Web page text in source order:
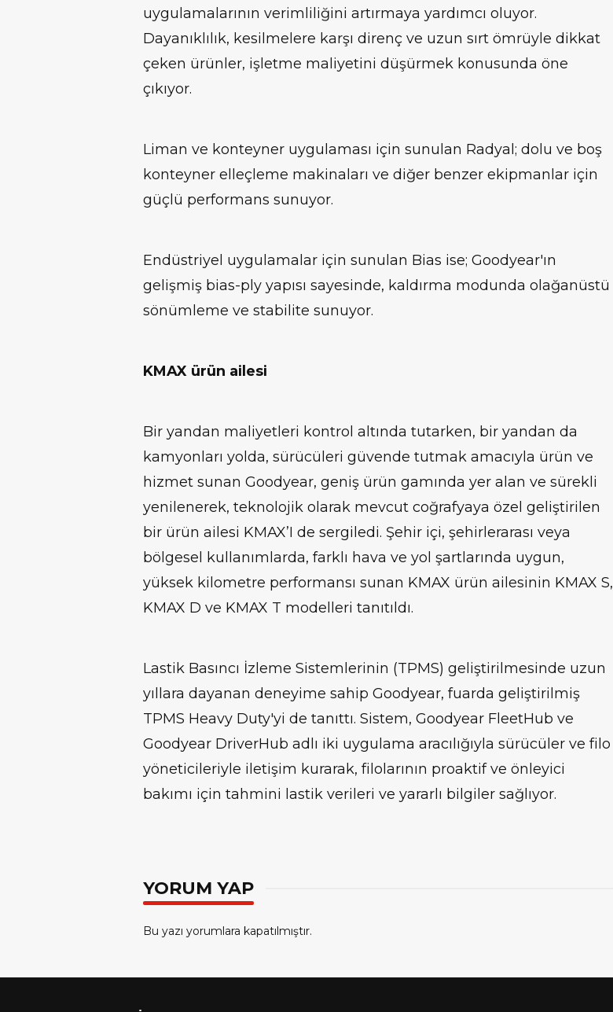
uygulamalarının verimliliğini artırmaya yardımcı oluyor.
Dayanıklılık, kesilmelere karşı direnç ve uzun sırt ömrüyle dikkat
çeken ürünler, işletme maliyetini düşürmek konusunda öne
çıkıyor.
Liman ve konteyner uygulaması için sunulan Radyal; dolu ve boş
konteyner elleçleme makinaları ve diğer benzer ekipmanlar için
güçlü performans sunuyor.
Endüstriyel uygulamalar için sunulan Bias ise; Goodyear'ın
gelişmiş bias-ply yapısı sayesinde, kaldırma modunda olağanüstü
sönümleme ve stabilite sunuyor.
KMAX ürün ailesi
Bir yandan maliyetleri kontrol altında tutarken, bir yandan da
kamyonları yolda, sürücüleri güvende tutmak amacıyla ürün ve
hizmet sunan Goodyear, geniş ürün gamında yer alan ve sürekli
yenilenerek, teknolojik olarak mevcut coğrafyaya özel geliştirilen
bir ürün ailesi KMAX’I de sergiledi. Şehir içi, şehirlerarası veya
bölgesel kullanımlarda, farklı hava ve yol şartlarında uygun,
yüksek kilometre performansı sunan KMAX ürün ailesinin KMAX S,
KMAX D ve KMAX T modelleri tanıtıldı.
Lastik Basıncı İzleme Sistemlerinin (TPMS) geliştirilmesinde uzun
yıllara dayanan deneyime sahip Goodyear, fuarda geliştirilmiş
TPMS Heavy Duty'yi de tanıttı. Sistem, Goodyear FleetHub ve
Goodyear DriverHub adlı iki uygulama aracılığıyla sürücüler ve filo
yöneticileriyle iletişim kurarak, filolarının proaktif ve önleyici
bakımı için tahmini lastik verileri ve yararlı bilgiler sağlıyor.
YORUM YAP
Bu yazı yorumlara kapatılmıştır.